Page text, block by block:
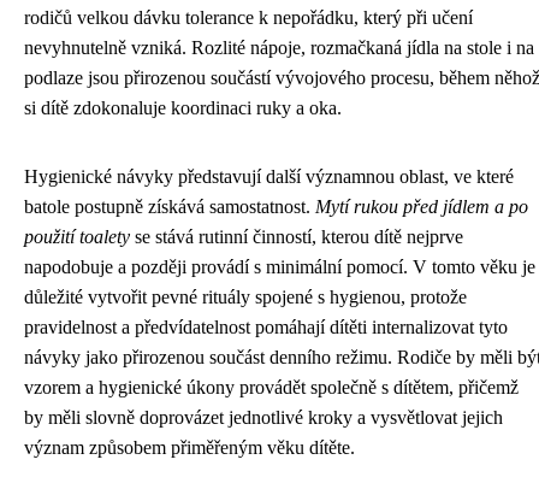
rodičů velkou dávku tolerance k nepořádku, který při učení
nevyhnutelně vzniká. Rozlité nápoje, rozmačkaná jídla na stole i na
podlaze jsou přirozenou součástí vývojového procesu, během něhož
si dítě zdokonaluje koordinaci ruky a oka.
Hygienické návyky představují další významnou oblast, ve které
batole postupně získává samostatnost. Mytí rukou před jídlem a po
použití toalety se stává rutinní činností, kterou dítě nejprve
napodobuje a později provádí s minimální pomocí. V tomto věku je
důležité vytvořit pevné rituály spojené s hygienou, protože
pravidelnost a předvídatelnost pomáhají dítěti internalizovat tyto
návyky jako přirozenou součást denního režimu. Rodiče by měli
vzorem a hygienické úkony provádět společně s dítětem, přičemž
by měli slovně doprovázet jednotlivé kroky a vysvětlovat jejich
význam způsobem přiměřeným věku dítěte.